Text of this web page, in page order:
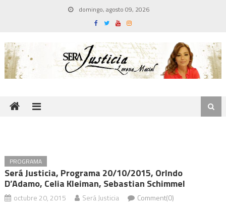
domingo, agosto 09, 2026
PROGRAMA
Será Justicia, Programa 20/10/2015, Orlndo
D’Adamo, Celia Kleiman, Sebastian Schimmel
octubre 20, 2015 Será Justicia Comment(0)